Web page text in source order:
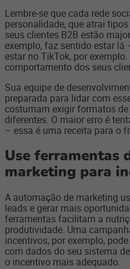
Lembre-se que cada rede
personalidade, que atrai
seus clientes B2B estão
exemplo, faz sentido estar
estar no TikTok, por
comportamento dos seus
Sua equipe de
preparada para lidar com
costumam exigir formatos
diferentes. O maior erro é
– essa é uma receita para o
Use ferramentas
marketing para
A automação de marketing
leads e gerar mais
ferramentas facilitam a
produtividade. Uma
incentivos, por exemplo,
com dados do seu sistema
o incentivo mais adequado.